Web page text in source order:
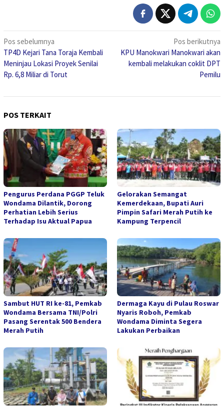
Navigasi
pos
Pos sebelumnya
TP4D Kejari Tana Toraja Kembali
Meninjau Lokasi Proyek Senilai
Rp. 6,8 Miliar di Torut
Pos berikutnya
KPU Manokwari Manokwari akan
kembali melakukan coklit DPT
Pemilu
POS TERKAIT
Pengurus Perdana PGGP Teluk
Wondama Dilantik, Dorong
Perhatian Lebih Serius
Terhadap Isu Aktual Papua
Gelorakan Semangat
Kemerdekaan, Bupati Auri
Pimpin Safari Merah Putih ke
Kampung Terpencil
Sambut HUT RI ke-81, Pemkab
Wondama Bersama TNI/Polri
Pasang Serentak 500 Bendera
Merah Putih
Dermaga Kayu di Pulau Roswar
Nyaris Roboh, Pemkab
Wondama Diminta Segera
Lakukan Perbaikan